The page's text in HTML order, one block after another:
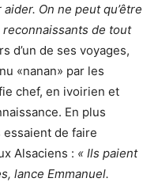
On ne peut qu’être
reconnaissants de tout
d’un de ses voyages,
«nanan» par les
chef, en ivoirien et
En plus
essaient de faire
Alsaciens : « Ils paient
lance Emmanuel.